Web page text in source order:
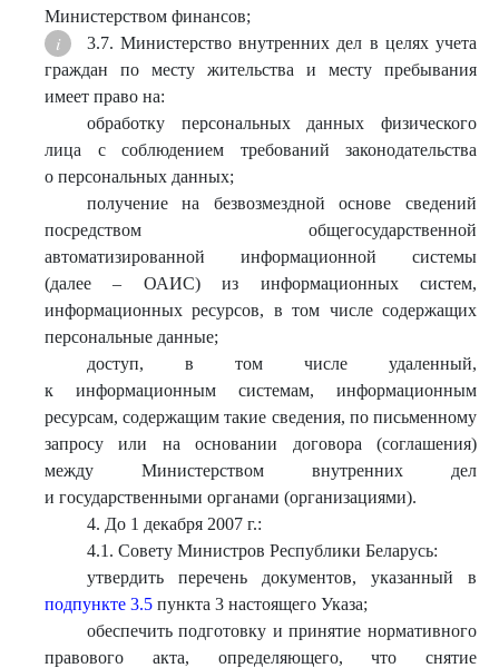
Министерством финансов;
3.7. Министерство внутренних дел в целях учета
граждан по месту жительства и месту пребывания
имеет право на:
обработку персональных данных физического
лица с соблюдением требований законодательства
о персональных данных;
получение на безвозмездной основе сведений
посредством общегосударственной
автоматизированной информационной системы
(далее – ОАИС) из информационных систем,
информационных ресурсов, в том числе содержащих
персональные данные;
доступ, в том числе удаленный,
к информационным системам, информационным
ресурсам, содержащим такие сведения, по письменному
запросу или на основании договора (соглашения)
между Министерством внутренних дел
и государственными органами (организациями).
4. До 1 декабря 2007 г.:
4.1. Совету Министров Республики Беларусь:
утвердить перечень документов, указанный в
подпункте 3.5 пункта 3 настоящего Указа;
обеспечить подготовку и принятие нормативного
правового акта, определяющего, что снятие